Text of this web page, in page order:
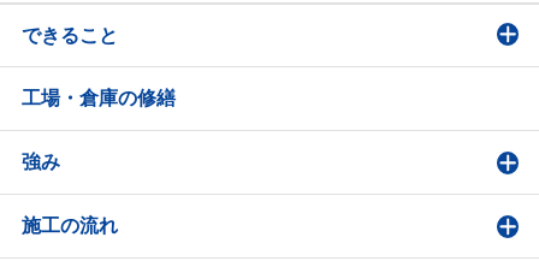
できること
工場・倉庫の修繕
強み
施工の流れ